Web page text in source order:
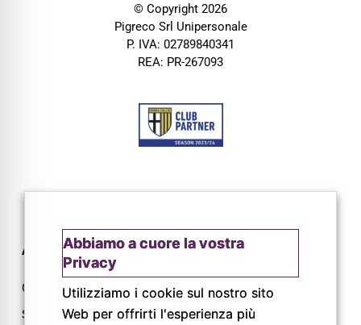
© Copyright 2026
Pigreco Srl Unipersonale
P. IVA: 02789840341
REA: PR-267093
AZIENDA
Chi siamo
Servizi
CONTATTI
Via L. Lama, 2
43044 Lemignano PR
Abbiamo a cuore la vostra
Privacy
Utilizziamo i cookie sul nostro sito
Web per offrirti l'esperienza più